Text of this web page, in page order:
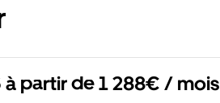
à partir de 1 288€ / mois